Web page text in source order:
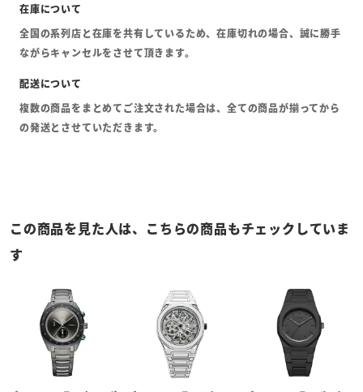
全国の系列店と在庫を共有しているため、在庫切れの場合、誠に勝手
ながらキャンセルをさせて頂きます。
複数の商品をまとめてご注文された場合は、全ての商品が揃ってから
の発送とさせていただきます。
この商品を見た人は、こちらの商品もチェックしていま
す